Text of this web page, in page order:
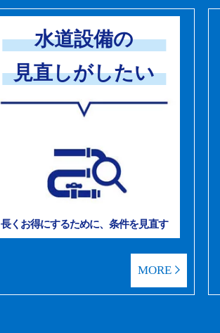
水道設備の
見直しがしたい
長くお得にするために、条件を見直す
MORE